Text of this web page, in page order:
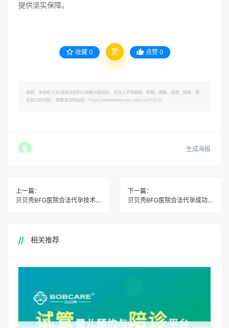
提供坚实保障。
收藏 0 赏 点赞 0
版权：未经有方及/或相关权利人明确书面授权，任何人不得复制、转载、摘编、修改、链接、转
帖有方的内容。 转载请注明出处：https://www.bobcare.com.cn/17053/
生成海报
上一篇：
贝贝壳BFG医院合法代孕技术创新成果介绍
下一篇：
贝贝壳BFG医院合法代孕成功率数据怎么看
相关推荐